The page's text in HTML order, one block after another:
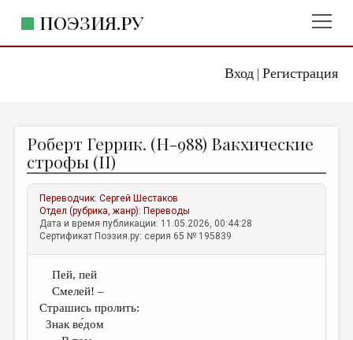
Вход| Регистрация
ПОЭЗИЯ.РУ
ЖАНРЫ
АВТОРЫ
КОММЕНТАРИИ
ЛИТСАЛОН
ПРАВИЛА САЙТА
ОТДЕЛЫ И РУБРИКИ
Роберт Геррик. (Н-988) Вакхические
строфы (II)
Переводчик:Сергей Шестаков
Отдел (рубрика, жанр): Переводы
Дата и время публикации: 11.05.2026, 00:44:28
Сертификат Поэзия.ру: серия 65 № 195839
Пей, пей
Смелей! –
Страшись пролить:
Знак ве́дом